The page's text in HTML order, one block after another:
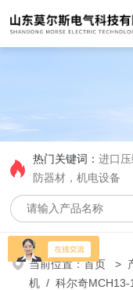
热门关键词：进口
防器材，机电设备
当前位置：首页 >
机 / 科尔奇MCH13-